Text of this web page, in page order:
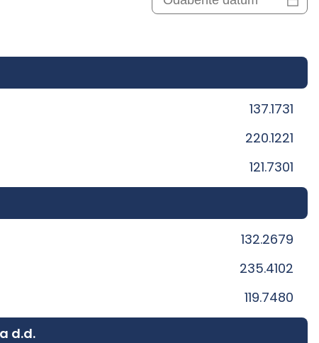
137.1731
220.1221
121.7301
132.2679
235.4102
119.7480
d.d.